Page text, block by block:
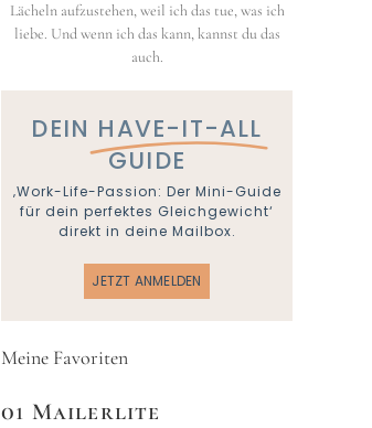
Lächeln aufzustehen, weil ich das tue, was ich
liebe. Und wenn ich das kann, kannst du das
auch.
DEIN HAVE-IT-ALL
GUIDE
‚Work-Life-Passion: Der Mini-Guide
für dein perfektes Gleichgewicht‘
direkt in deine Mailbox.
JETZT ANMELDEN
Meine Favoriten
01 Mailerlite